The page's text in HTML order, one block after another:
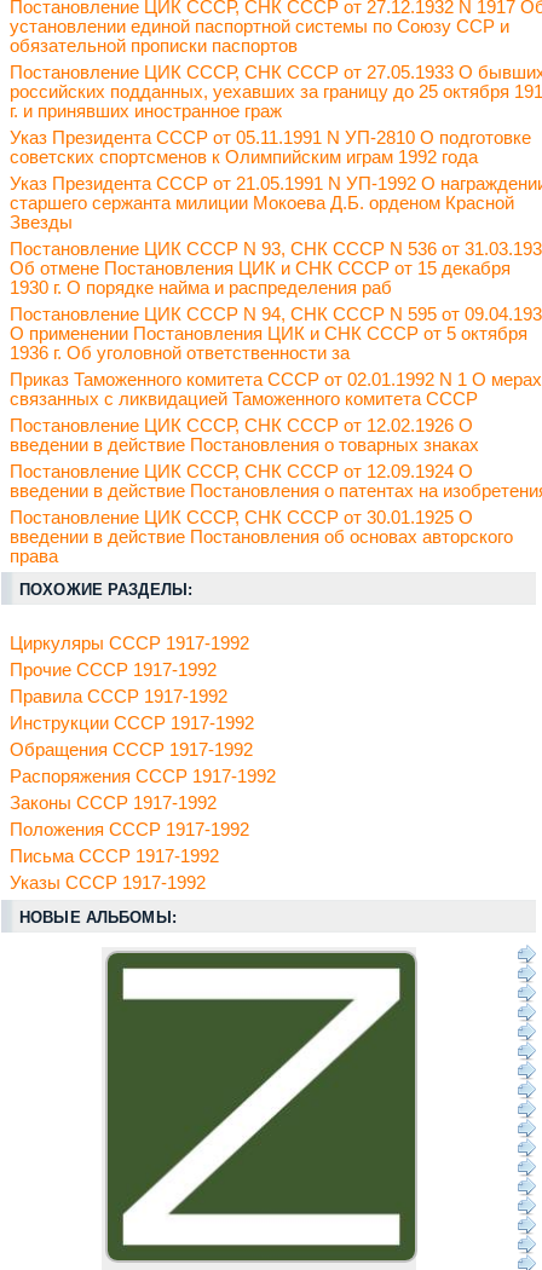
Постановление ЦИК СССР, СНК СССР от 27.12.1932 N 1917
установлении единой паспортной системы по Союзу ССР и
обязательной прописки паспортов
Постановление ЦИК СССР, СНК СССР от 27.05.1933 О
российских подданных, уехавших за границу до 25 октября
г. и принявших иностранное граж
Указ Президента СССР от 05.11.1991 N УП-2810 О подготовке
советских спортсменов к Олимпийским играм 1992 года
Указ Президента СССР от 21.05.1991 N УП-1992 О
старшего сержанта милиции Мокоева Д.Б. орденом Красной
Звезды
Постановление ЦИК СССР N 93, СНК СССР N 536 от
Об отмене Постановления ЦИК и СНК СССР от 15 декабря
1930 г. О порядке найма и распределения раб
Постановление ЦИК СССР N 94, СНК СССР N 595 от
О применении Постановления ЦИК и СНК СССР от 5 октября
1936 г. Об уголовной ответственности за
Приказ Таможенного комитета СССР от 02.01.1992 N 1 О
связанных с ликвидацией Таможенного комитета СССР
Постановление ЦИК СССР, СНК СССР от 12.02.1926 О
введении в действие Постановления о товарных знаках
Постановление ЦИК СССР, СНК СССР от 12.09.1924 О
введении в действие Постановления о патентах на
Постановление ЦИК СССР, СНК СССР от 30.01.1925 О
введении в действие Постановления об основах авторского
права
ПОХОЖИЕ РАЗДЕЛЫ:
Циркуляры СССР 1917-1992
Прочие СССР 1917-1992
Правила СССР 1917-1992
Инструкции СССР 1917-1992
Обращения СССР 1917-1992
Распоряжения СССР 1917-1992
Законы СССР 1917-1992
Положения СССР 1917-1992
Письма СССР 1917-1992
Указы СССР 1917-1992
НОВЫЕ АЛЬБОМЫ: